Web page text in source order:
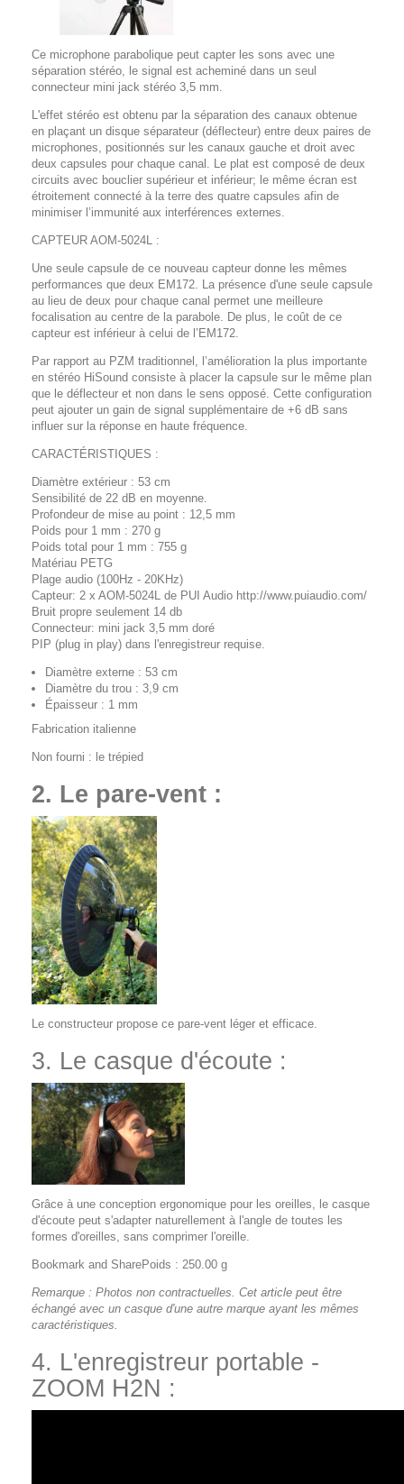
Ce microphone parabolique peut capter les sons avec une
séparation stéréo, le signal est acheminé dans un seul
connecteur mini jack stéréo 3,5 mm.
L'effet stéréo est obtenu par la séparation des canaux obtenue
en plaçant un disque séparateur (déflecteur) entre deux paires de
microphones, positionnés sur les canaux gauche et droit avec
deux capsules pour chaque canal. Le plat est composé de deux
circuits avec bouclier supérieur et inférieur; le même écran est
étroitement connecté à la terre des quatre capsules afin de
minimiser l’immunité aux interférences externes.
CAPTEUR AOM-5024L :
Une seule capsule de ce nouveau capteur donne les mêmes
performances que deux EM172. La présence d'une seule capsule
au lieu de deux pour chaque canal permet une meilleure
focalisation au centre de la parabole. De plus, le coût de ce
capteur est inférieur à celui de l’EM172.
Par rapport au PZM traditionnel, l’amélioration la plus importante
en stéréo HiSound consiste à placer la capsule sur le même plan
que le déflecteur et non dans le sens opposé. Cette configuration
peut ajouter un gain de signal supplémentaire de +6 dB sans
influer sur la réponse en haute fréquence.
CARACTÉRISTIQUES :
Diamètre extérieur : 53 cm
Sensibilité de 22 dB en moyenne.
Profondeur de mise au point : 12,5 mm
Poids pour 1 mm : 270 g
Poids total pour 1 mm : 755 g
Matériau PETG
Plage audio (100Hz - 20KHz)
Capteur: 2 x AOM-5024L de PUI Audio http://www.puiaudio.com/
Bruit propre seulement 14 db
Connecteur: mini jack 3,5 mm doré
PIP (plug in play) dans l'enregistreur requise.
Diamètre externe : 53 cm
Diamètre du trou : 3,9 cm
Épaisseur : 1 mm
Fabrication italienne
Non fourni : le trépied
2. Le pare-vent :
Le constructeur propose ce pare-vent léger et efficace.
3. Le casque d'écoute :
Grâce à une conception ergonomique pour les oreilles, le casque
d'écoute peut s'adapter naturellement à l'angle de toutes les
formes d'oreilles, sans comprimer l'oreille.
Bookmark and SharePoids : 250.00 g
Remarque : Photos non contractuelles. Cet article peut être
échangé avec un casque d'une autre marque ayant les mêmes
caractéristiques.
4. L'enregistreur portable -
ZOOM H2N :